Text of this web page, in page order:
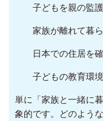
子どもを親の監
家族が離れて暮
日本での住居を
子どもの教育環
単に「家族と一緒に
象的です。
どのよう